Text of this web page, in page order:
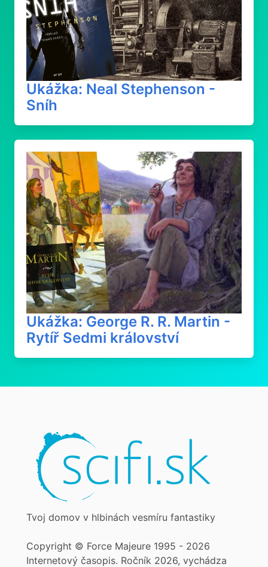
Ukážka: Neal Stephenson -
Sníh
Ukážka: George R. R. Martin -
Rytíř Sedmi království
Tvoj domov v hlbinách vesmíru fantastiky
Copyright © Force Majeure 1995 - 2026
Internetový časopis. Ročník 2026, vychádza